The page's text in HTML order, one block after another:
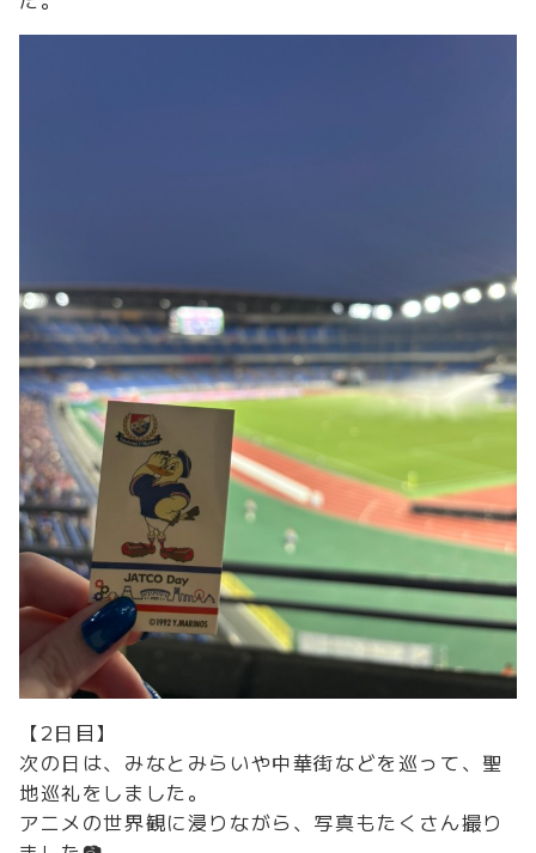
【2日目】
次の日は、みなとみらいや中華街などを巡って、聖
地巡礼をしました。
アニメの世界観に浸りながら、写真もたくさん撮り